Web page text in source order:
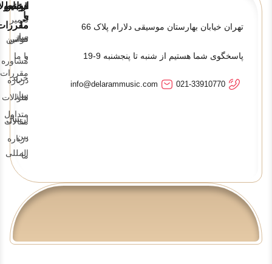
تهران خیابان بهارستان موسیقی دلارام پلاک 66
پاسخگوی شما هستیم از شنبه تا پنجشنبه 9-19
021-33910770
info@delarammusic.com
تعمیر
ساز
مشاوره
خرید
ساز
ارسال
بین
المللی
قوانین
و
قوانین
و
مقررات
سوالات
متداول
درباره
ما
ارتباط
با
ما
تماس
با ما
درباره
ما
مقالات